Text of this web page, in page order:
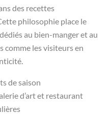
des recettes
philosophie place le
au bien-manger et au
comme les visiteurs en
de saison
d’art et restaurant